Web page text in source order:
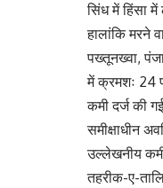
सिंध में हिंसा
हालांकि मरने
पख्तूनख्वा,
में क्रमशः 24
कमी दर्ज की
समीक्षाधीन
उल्लेखनीय
तहरीक-ए-